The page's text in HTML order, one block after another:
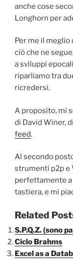
anche cose
Longhorn per
Per me il meglio
ciò che ne
a sviluppi
riparliamo tra
ricredersi.
A proposito, mi
di David Winer,
feed.
Al secondo
strumenti p2p e
perfettamente a
tastiera, e mi
Related
S.P.Q.Z. (sono
Ciclo Brahms
Excel as a